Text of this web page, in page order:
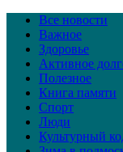
Все новости
Важное
Здоровье
Активное
Полезное
Книга памяти
Спорт
Люди
Культурный